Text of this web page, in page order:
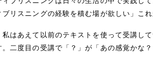
リスニングの経験を積む場が欲しい」これ
はあえて以前のテキストを使って受講し
二度目の受講で「？」が「あの感覚かな